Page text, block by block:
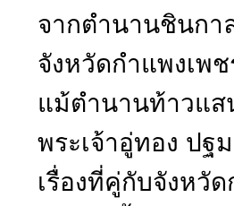
จากตำนานชินก
จังหวัดกำแพงเพ
แม้ตำนานท้าวแส
พระเจ้าอู่ทอง ปฐ
เรื่องที่คู่กับจังหวั